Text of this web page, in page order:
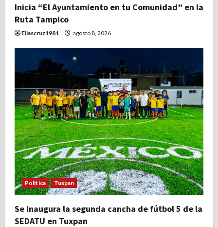
t
r
a
d
a
s
Inicia “El Ayuntamiento en tu Comunidad” en la
Ruta Tampico
Eliascruz1981 agosto 8, 2026
Politica Tuxpan
Se inaugura la segunda cancha de fútbol 5 de la
SEDATU en Tuxpan